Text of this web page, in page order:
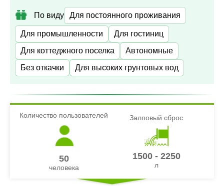
По виду Для постоянного проживания
Для промышленности
Для гостиниц
Для коттеджного поселка
Автономные
Без откачки
Для высоких грунтовых вод
Количество пользователей
50
человека
Залповый сброс
1500 - 2250
л